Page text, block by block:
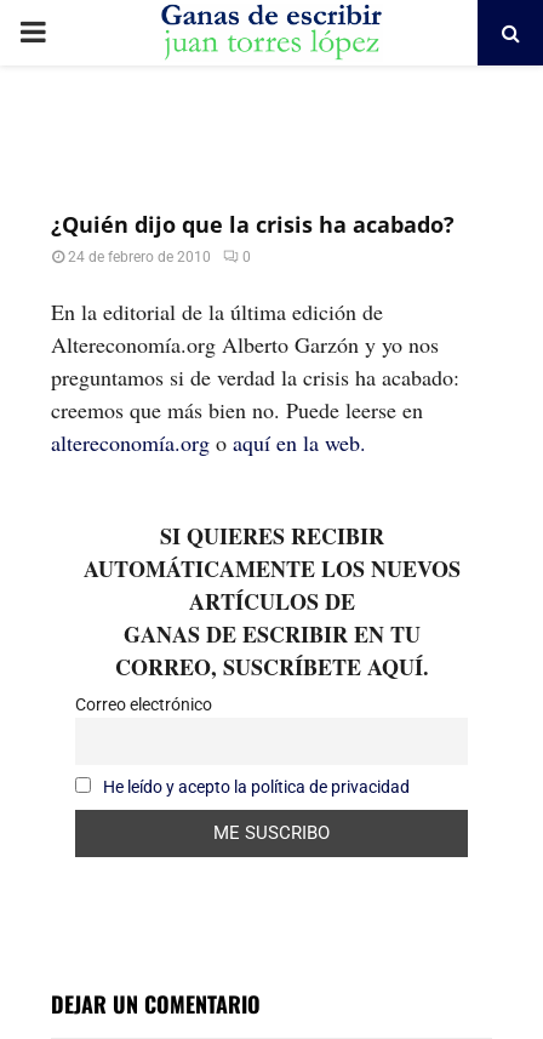
PRIMARY
¿Quién dijo que la crisis ha acabado?
24 de febrero de 2010 0
En la editorial de la última edición de
Altereconomía.org Alberto Garzón y yo nos
preguntamos si de verdad la crisis ha acabado:
creemos que más bien no. Puede leerse en
altereconomía.org o aquí en la web.
SI QUIERES RECIBIR
AUTOMÁTICAMENTE LOS NUEVOS
ARTÍCULOS DE
GANAS DE ESCRIBIR EN TU
CORREO, SUSCRÍBETE AQUÍ.
Correo electrónico
He leído y acepto la política de privacidad
DEJAR UN COMENTARIO